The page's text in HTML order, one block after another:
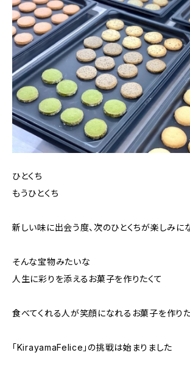
ひとくち
もうひとくち
新しい味に出会う度、次のひとくちが楽しみに
そんな宝物みたいな
人生に彩りを添えるお菓子を作りたくて
食べてくれる人が笑顔になれるお菓子を作りた
「KirayamaFelice」の挑戦は始まりました